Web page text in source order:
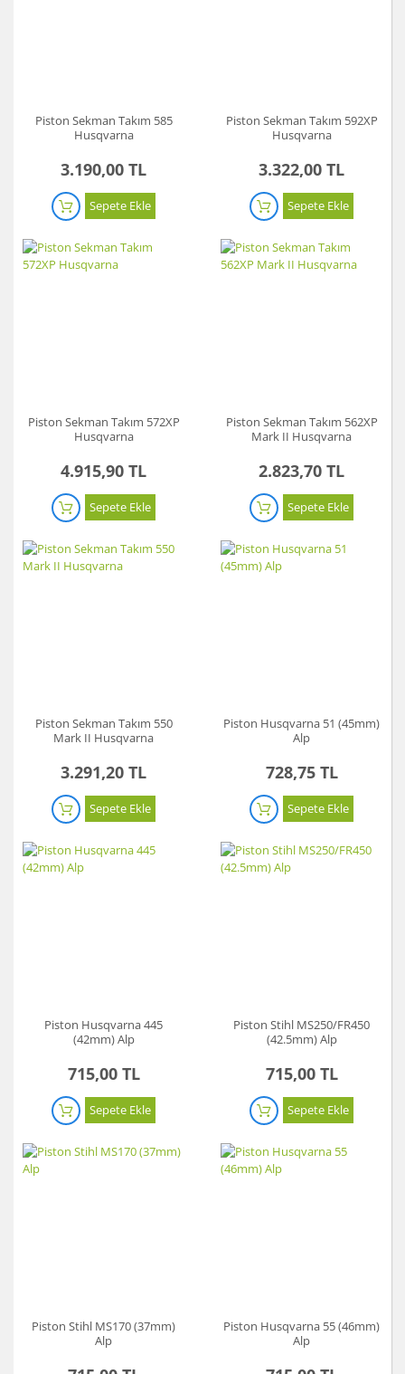
Piston Sekman Takım 585
Husqvarna
3.190,00 TL
Sepete Ekle
Piston Sekman Takım 592XP
Husqvarna
3.322,00 TL
Sepete Ekle
Piston Sekman Takım 572XP
Husqvarna
4.915,90 TL
Sepete Ekle
Piston Sekman Takım 562XP
Mark II Husqvarna
2.823,70 TL
Sepete Ekle
Piston Sekman Takım 550
Mark II Husqvarna
3.291,20 TL
Sepete Ekle
Piston Husqvarna 51 (45mm)
Alp
728,75 TL
Sepete Ekle
Piston Husqvarna 445
(42mm) Alp
715,00 TL
Sepete Ekle
Piston Stihl MS250/FR450
(42.5mm) Alp
715,00 TL
Sepete Ekle
Piston Stihl MS170 (37mm)
Alp
Piston Husqvarna 55 (46mm)
Alp